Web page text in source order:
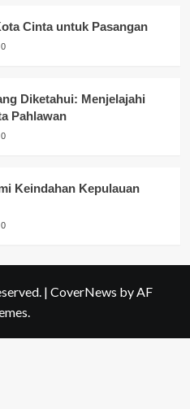
Cinta untuk Pasangan
0
Diketahui: Menjelajahi
Pahlawan
0
Keindahan Kepulauan
0
| CoverNews by AF